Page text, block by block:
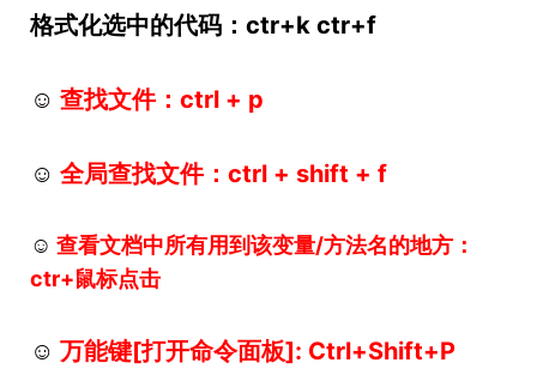
格式化选中的代码：ctr+k ctr+f
☺ 查找文件：ctrl + p
☺ 全局查找文件：ctrl + shift + f
☺ 查看文档中所有用到该变量/方法名的地方：
ctr+鼠标点击
☺ 万能键[打开命令面板]: Ctrl+Shift+P